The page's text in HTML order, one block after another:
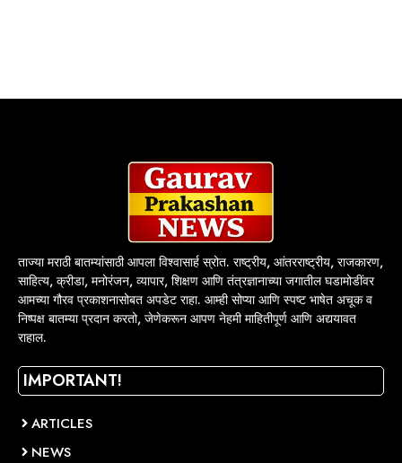
ताज्या मराठी बातम्यांसाठी आपला विश्वासार्ह स्रोत. राष्ट्रीय, आंतरराष्ट्रीय, राजकारण,
साहित्य, क्रीडा, मनोरंजन, व्यापार, शिक्षण आणि तंत्रज्ञानाच्या जगातील घडामोडींवर
आमच्या गौरव प्रकाशनासोबत अपडेट राहा. आम्ही सोप्या आणि स्पष्ट भाषेत अचूक व
निष्पक्ष बातम्या प्रदान करतो, जेणेकरून आपण नेहमी माहितीपूर्ण आणि अद्ययावत
राहाल.
IMPORTANT!
ARTICLES
NEWS